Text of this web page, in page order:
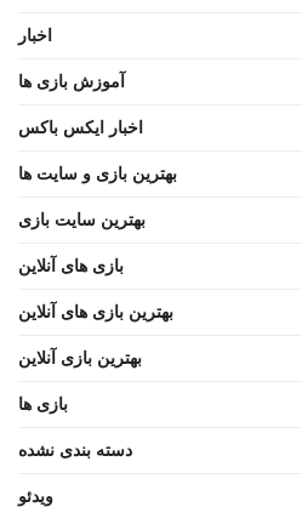
اخبار
آموزش بازی ها
اخبار ایکس باکس
بهترین بازی و سایت ها
بهترین سایت بازی
بازی های آنلاین
بهترین بازی های آنلاین
بهترین بازی آنلاین
بازی ها
دسته بندی نشده
ویدئو